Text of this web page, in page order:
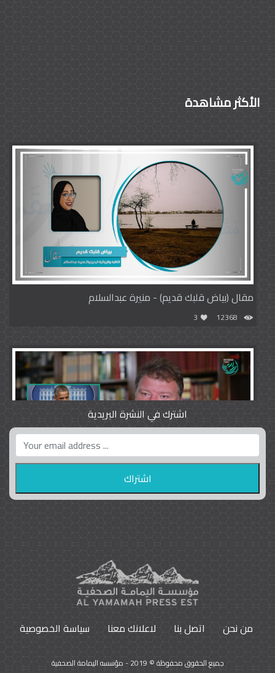
الأكثر مشاهدة
مقال (بياض قلبك قديم) - منيرة عبدالسلام
12368
3
واشنطن بوست واللوبي المزدوج
9792
اشترك في النشرة البريدية
من نحن اتصل بنا لاعلانك معنا سياسة الخصوصية
جميع الحقوق محفوظة © 2019 - مؤسسه اليمامة الصحفية